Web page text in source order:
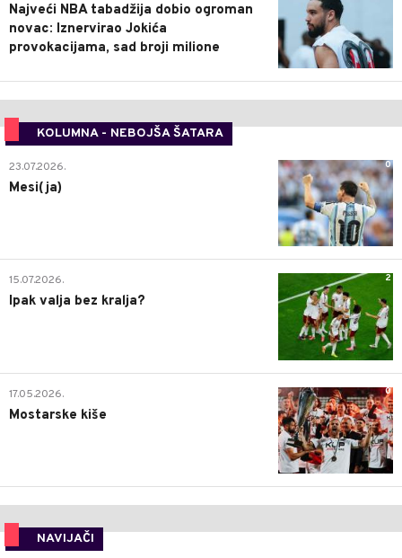
Najveći NBA tabadžija dobio ogroman
novac: Iznervirao Jokića
provokacijama, sad broji milione
KOLUMNA - NEBOJŠA ŠATARA
0
23.07.2026.
Mesi(ja)
2
15.07.2026.
Ipak valja bez kralja?
0
17.05.2026.
Mostarske kiše
NAVIJAČI